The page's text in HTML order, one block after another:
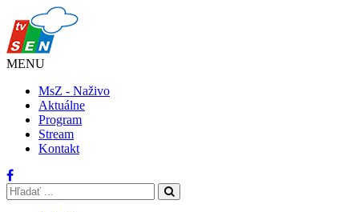
MENU
MsZ - Naživo
Aktuálne
Program
Stream
Kontakt